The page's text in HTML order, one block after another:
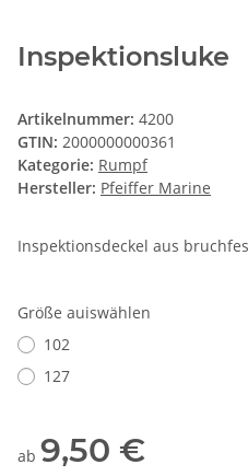
Inspektionsluke
Artikelnummer: 4200
GTIN: 2000000000361
Kategorie: Rumpf
Hersteller: Pfeiffer Marine
Inspektionsdeckel aus
Größe auiswählen
102
127
ab 9,50 €